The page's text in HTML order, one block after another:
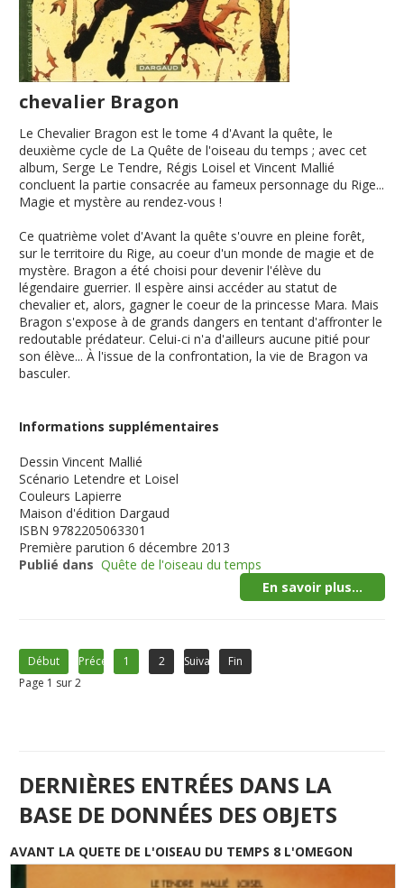
chevalier Bragon
Le Chevalier Bragon est le tome 4 d'Avant la quête, le
deuxième cycle de La Quête de l'oiseau du temps ; avec cet
album, Serge Le Tendre, Régis Loisel et Vincent Mallié
concluent la partie consacrée au fameux personnage du Rige...
Magie et mystère au rendez-vous !
Ce quatrième volet d'Avant la quête s'ouvre en pleine forêt,
sur le territoire du Rige, au coeur d'un monde de magie et de
mystère. Bragon a été choisi pour devenir l'élève du
légendaire guerrier. Il espère ainsi accéder au statut de
chevalier et, alors, gagner le coeur de la princesse Mara. Mais
Bragon s'expose à de grands dangers en tentant d'affronter le
redoutable prédateur. Celui-ci n'a d'ailleurs aucune pitié pour
son élève... À l'issue de la confrontation, la vie de Bragon va
basculer.
Informations supplémentaires
Dessin Vincent Mallié
Scénario Letendre et Loisel
Couleurs Lapierre
Maison d'édition Dargaud
ISBN 9782205063301
Première parution 6 décembre 2013
Publié dans Quête de l'oiseau du temps
En savoir plus...
Début Précédent1 2 Suivant
Fin
Page 1 sur 2
DERNIÈRES ENTRÉES DANS LA
BASE DE DONNÉES DES OBJETS
AVANT LA QUETE DE L'OISEAU DU TEMPS 8 L'OMEGON